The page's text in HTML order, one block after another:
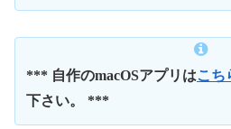
*** 自作のmacOSアプリはこち
下さい。 ***